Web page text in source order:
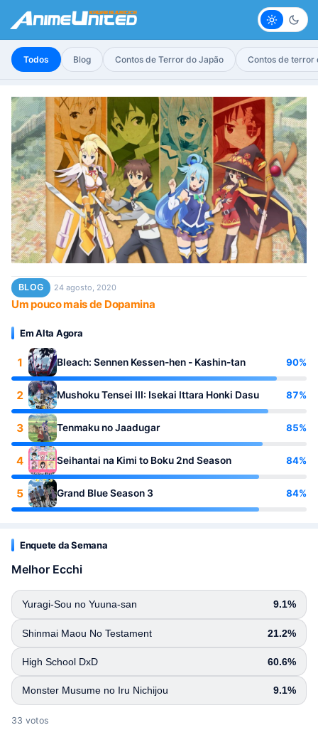
Claro
Todos Blog Contos de Terror do Japão Contos de terror
BLOG 24 agosto, 2020
Um pouco mais de Dopamina
Em Alta Agora
1 Bleach: Sennen Kessen-hen - Kashin-tan 90%
2 Mushoku Tensei III: Isekai Ittara Honki Dasu 87%
3 Tenmaku no Jaadugar 85%
4 Seihantai na Kimi to Boku 2nd Season 84%
5 Grand Blue Season 3 84%
Enquete da Semana
Melhor Ecchi
Yuragi-Sou no Yuuna-san 9.1%
Shinmai Maou No Testament 21.2%
High School DxD 60.6%
Monster Musume no Iru Nichijou 9.1%
33 votos